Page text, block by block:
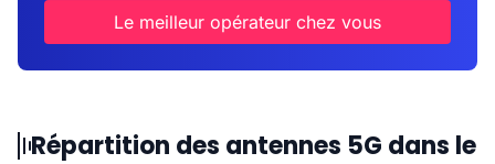
Le meilleur opérateur chez vous
Répartition des antennes 5G dans le